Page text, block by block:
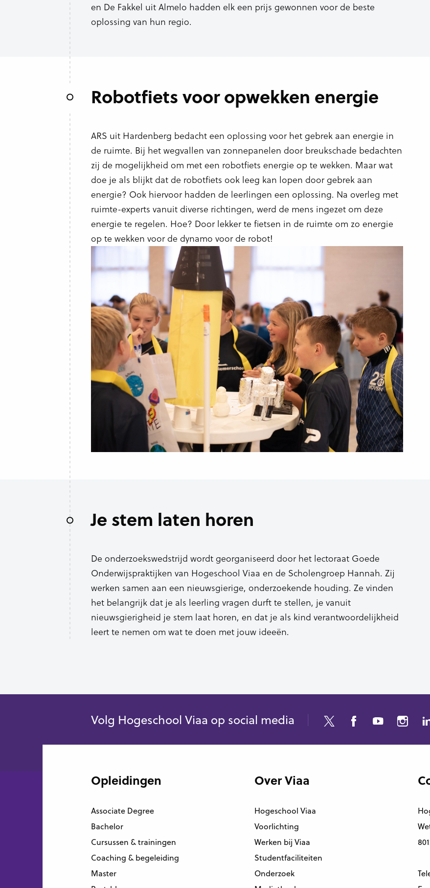
en De Fakkel uit Almelo hadden elk een prijs gewonnen voor de beste
oplossing van hun regio.
Robotfiets voor opwekken energie
ARS uit Hardenberg bedacht een oplossing voor het gebrek aan energie in
de ruimte. Bij het wegvallen van zonnepanelen door breukschade bedachten
zij de mogelijkheid om met een robotfiets energie op te wekken. Maar wat
doe je als blijkt dat de robotfiets ook leeg kan lopen door gebrek aan
energie? Ook hiervoor hadden de leerlingen een oplossing. Na overleg met
ruimte-experts vanuit diverse richtingen, werd de mens ingezet om deze
energie te regelen. Hoe? Door lekker te fietsen in de ruimte om zo energie
op te wekken voor de dynamo voor de robot!
Je stem laten horen
De onderzoekswedstrijd wordt georganiseerd door het lectoraat Goede
Onderwijspraktijken van Hogeschool Viaa en de Scholengroep Hannah. Zij
werken samen aan een nieuwsgierige, onderzoekende houding. Ze vinden
het belangrijk dat je als leerling vragen durft te stellen, je vanuit
nieuwsgierigheid je stem laat horen, en dat je als kind verantwoordelijkheid
leert te nemen om wat te doen met jouw ideeën.
Volg Hogeschool Viaa op social media
Opleidingen
Associate Degree
Bachelor
Cursussen & trainingen
Coaching & begeleiding
Master
Over Viaa
Hogeschool Viaa
Voorlichting
Werken bij Viaa
Studentfaciliteiten
Onderzoek